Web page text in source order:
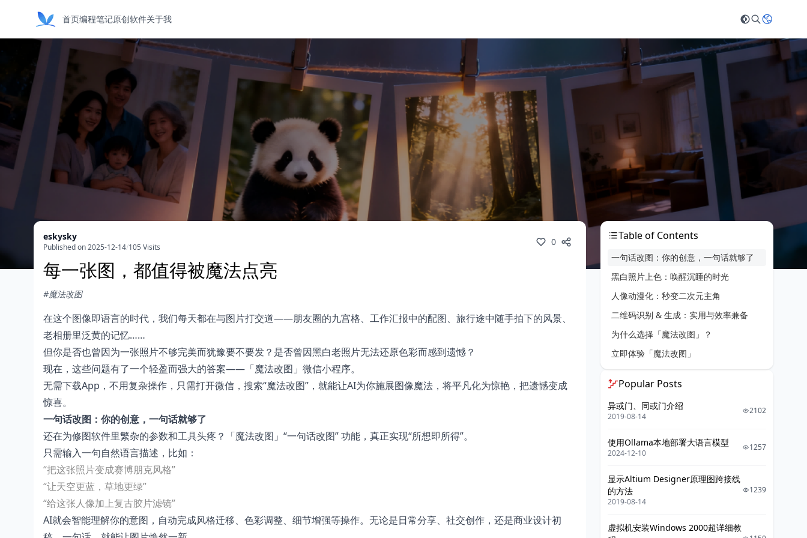
首页编程笔记原创软件关于我
eskysky
Published on 2025-12-14/105 Visits 0
每一张图，都值得被魔法点亮
#魔法改图
在这个图像即语言的时代，我们每天都在与图片打交道——朋友圈的九宫格、工作汇报中的配图、旅行途中随手拍下的风景、
老相册里泛黄的记忆……
但你是否也曾因为一张照片不够完美而犹豫要不要发？是否曾因黑白老照片无法还原色彩而感到遗憾？
现在，这些问题有了一个轻盈而强大的答案——「魔法改图」微信小程序。
无需下载App，不用复杂操作，只需打开微信，搜索“魔法改图”，就能让AI为你施展图像魔法，将平凡化为惊艳，把遗憾变成
惊喜。
一句话改图：你的创意，一句话就够了
还在为修图软件里繁杂的参数和工具头疼？「魔法改图」“一句话改图” 功能，真正实现“所想即所得”。
只需输入一句自然语言描述，比如：
“把这张照片变成赛博朋克风格”
“让天空更蓝，草地更绿”
“给这张人像加上复古胶片滤镜”
AI就会智能理解你的意图，自动完成风格迁移、色彩调整、细节增强等操作。无论是日常分享、社交创作，还是商业设计初
Table of Contents
一句话改图：你的创意，一句话就够了
黑白照片上色：唤醒沉睡的时光
人像动漫化：秒变二次元主角
二维码识别 & 生成：实用与效率兼备
为什么选择「魔法改图」？
立即体验「魔法改图」
Popular Posts
异或门、同或门介绍
2019-08-14
2102
使用Ollama本地部署大语言模型
2024-12-10
1257
显示Altium Designer原理图跨接线
的方法
2019-08-14
1239
虚拟机安装Windows 2000超详细教